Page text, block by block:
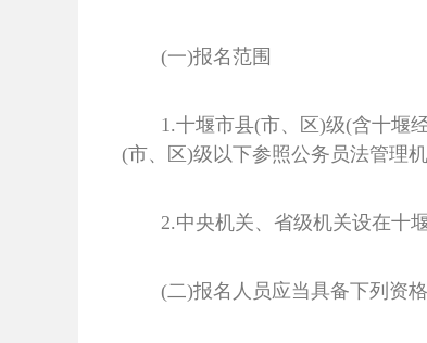
(一)报名范围
1.十堰市县(市、区)级(含十堰
(市、区)级以下参照公务员法管理
2.中央机关、省级机关设在十
(二)报名人员应当具备下列资